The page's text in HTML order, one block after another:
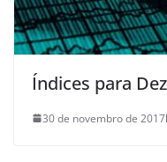
Índices para
30 de novembro de 2017